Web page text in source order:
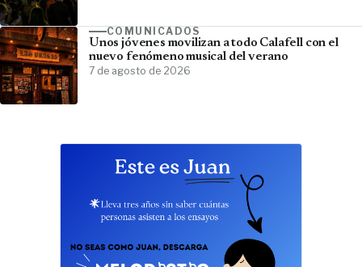
COMUNICADOS
Unos jóvenes movilizan a todo Calafell con el
nuevo fenómeno musical del verano
7 de agosto de 2026